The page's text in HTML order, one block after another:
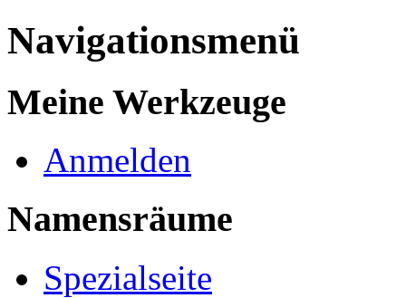
Navigationsmenü
Meine Werkzeuge
Anmelden
Namensräume
Spezialseite